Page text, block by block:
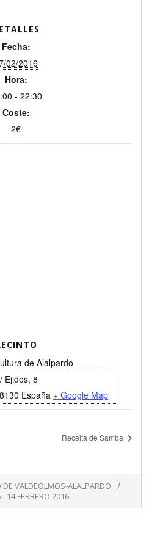
Fecha:
02/2016
Hora:
- 22:30
Coste:
2€
de Alalpardo
Ejidos, 8
España + Google Map
Receita de Samba
VALDEOLMOS-ALALPARDO
14 FEBRERO 2016